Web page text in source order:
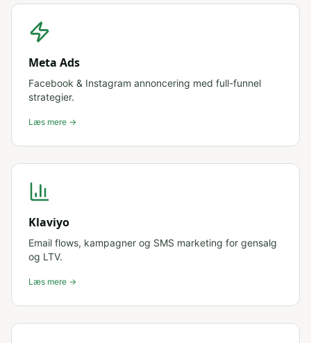
Meta Ads
Facebook & Instagram annoncering med full-funnel
strategier.
Læs mere →
Klaviyo
Email flows, kampagner og SMS marketing for gensalg
og LTV.
Læs mere →